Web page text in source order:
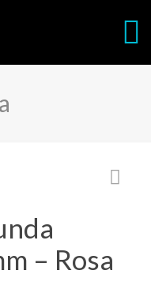
– Rosa